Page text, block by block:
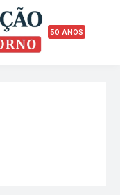
50 ANOS